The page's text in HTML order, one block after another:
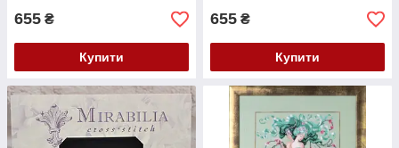
655 ₴
Купити
655 ₴
Купити